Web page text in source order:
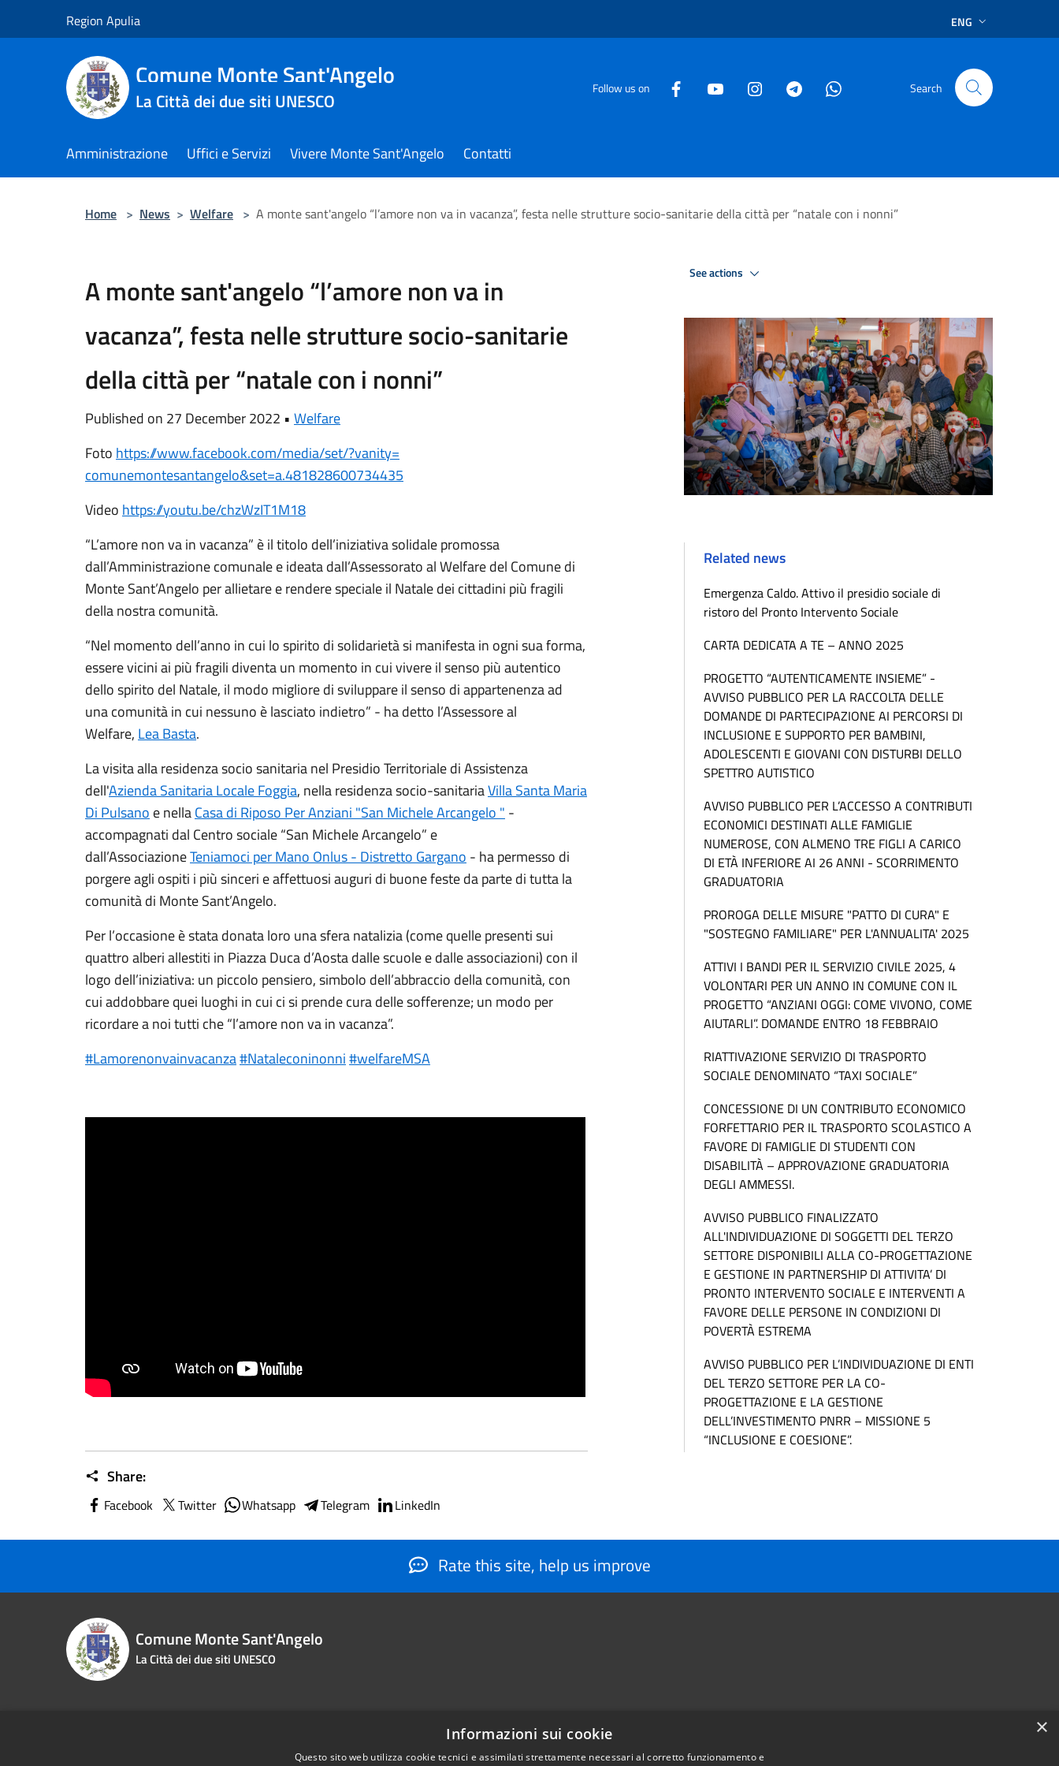
Region Apulia ENG
Comune Monte Sant'Angelo
La Città dei due siti UNESCO
Follow us on Search
Amministrazione Uffici e Servizi Vivere Monte Sant'Angelo Contatti
Home > News > Welfare > A monte sant'angelo “l’amore non va in vacanza”, festa nelle strutture socio-sanitarie della città per “natale con i nonni”
A monte sant'angelo “l’amore non va in
vacanza”, festa nelle strutture socio-sanitarie
della città per “natale con i nonni”
Published on 27 December 2022 • Welfare
Foto https://www.facebook.com/media/set/?vanity=
comunemontesantangelo&set=a.481828600734435
Video https://youtu.be/chzWzIT1M18
“L’amore non va in vacanza” è il titolo dell’iniziativa solidale promossa
dall’Amministrazione comunale e ideata dall’Assessorato al Welfare del Comune di
Monte Sant’Angelo per allietare e rendere speciale il Natale dei cittadini più fragili
della nostra comunità.
“Nel momento dell’anno in cui lo spirito di solidarietà si manifesta in ogni sua forma,
essere vicini ai più fragili diventa un momento in cui vivere il senso più autentico
dello spirito del Natale, il modo migliore di sviluppare il senso di appartenenza ad
una comunità in cui nessuno è lasciato indietro” - ha detto l’Assessore al
Welfare, Lea Basta.
La visita alla residenza socio sanitaria nel Presidio Territoriale di Assistenza
dell'Azienda Sanitaria Locale Foggia, nella residenza socio-sanitariaVilla Santa Maria
Di Pulsano e nellaCasa di Riposo Per Anziani "San Michele Arcangelo " -
accompagnati dal Centro sociale “San Michele Arcangelo” e
dall’AssociazioneTeniamoci per Mano Onlus - Distretto Gargano - ha permesso di
porgere agli ospiti i più sinceri e affettuosi auguri di buone feste da parte di tutta la
comunità di Monte Sant’Angelo.
Per l’occasione è stata donata loro una sfera natalizia (come quelle presenti sui
quattro alberi allestiti in Piazza Duca d’Aosta dalle scuole e dalle associazioni) con il
logo dell’iniziativa: un piccolo pensiero, simbolo dell’abbraccio della comunità, con
cui addobbare quei luoghi in cui ci si prende cura delle sofferenze; un modo per
ricordare a noi tutti che “l’amore non va in vacanza”.
#Lamorenonvainvacanza#Nataleconinonni#welfareMSA
Share:
Facebook Twitter Whatsapp Telegram LinkedIn
See actions
Related news
Emergenza Caldo. Attivo il presidio sociale di
ristoro del Pronto Intervento Sociale
CARTA DEDICATA A TE – ANNO 2025
PROGETTO “AUTENTICAMENTE INSIEME” -
AVVISO PUBBLICO PER LA RACCOLTA DELLE
DOMANDE DI PARTECIPAZIONE AI PERCORSI DI
INCLUSIONE E SUPPORTO PER BAMBINI,
ADOLESCENTI E GIOVANI CON DISTURBI DELLO
SPETTRO AUTISTICO
AVVISO PUBBLICO PER L’ACCESSO A CONTRIBUTI
ECONOMICI DESTINATI ALLE FAMIGLIE
NUMEROSE, CON ALMENO TRE FIGLI A CARICO
DI ETÀ INFERIORE AI 26 ANNI - SCORRIMENTO
GRADUATORIA
PROROGA DELLE MISURE "PATTO DI CURA" E
"SOSTEGNO FAMILIARE" PER L'ANNUALITA' 2025
ATTIVI I BANDI PER IL SERVIZIO CIVILE 2025, 4
VOLONTARI PER UN ANNO IN COMUNE CON IL
PROGETTO “ANZIANI OGGI: COME VIVONO, COME
AIUTARLI”. DOMANDE ENTRO 18 FEBBRAIO
RIATTIVAZIONE SERVIZIO DI TRASPORTO
SOCIALE DENOMINATO “TAXI SOCIALE”
CONCESSIONE DI UN CONTRIBUTO ECONOMICO
FORFETTARIO PER IL TRASPORTO SCOLASTICO A
FAVORE DI FAMIGLIE DI STUDENTI CON
DISABILITÀ – APPROVAZIONE GRADUATORIA
DEGLI AMMESSI.
AVVISO PUBBLICO FINALIZZATO
ALL'INDIVIDUAZIONE DI SOGGETTI DEL TERZO
SETTORE DISPONIBILI ALLA CO-PROGETTAZIONE
E GESTIONE IN PARTNERSHIP DI ATTIVITA’ DI
PRONTO INTERVENTO SOCIALE E INTERVENTI A
FAVORE DELLE PERSONE IN CONDIZIONI DI
POVERTÀ ESTREMA
AVVISO PUBBLICO PER L’INDIVIDUAZIONE DI ENTI
DEL TERZO SETTORE PER LA CO-
PROGETTAZIONE E LA GESTIONE
DELL’INVESTIMENTO PNRR – MISSIONE 5
“INCLUSIONE E COESIONE”.
Rate this site, help us improve
Comune Monte Sant'Angelo
La Città dei due siti UNESCO
×
Informazioni sui cookie
Questo sito web utilizza cookie tecnici e assimilati strettamente necessari al corretto funzionamento e